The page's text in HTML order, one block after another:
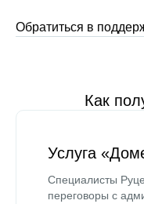
Обратиться в
Как
Услуга
Специалисты
переговоры с